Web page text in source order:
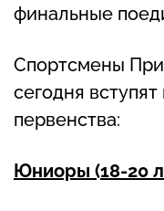
финальные
Спортсмены
сегодня
первенства:
Юниоры (18-20